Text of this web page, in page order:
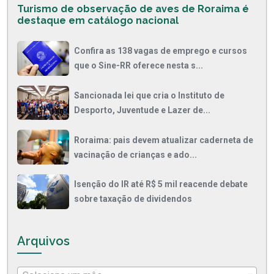
Turismo de observação de aves de Roraima é
destaque em catálogo nacional
Confira as 138 vagas de emprego e cursos
que o Sine-RR oferece nesta s...
Sancionada lei que cria o Instituto de
Desporto, Juventude e Lazer de...
Roraima: pais devem atualizar caderneta de
vacinação de crianças e ado...
Isenção do IR até R$ 5 mil reacende debate
sobre taxação de dividendos
Arquivos